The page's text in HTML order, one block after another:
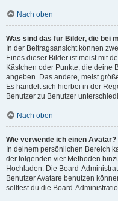
Nach oben
Was sind das für Bilder, die bei
In der Beitragsansicht können
Eines dieser Bilder ist meist mit
Kästchen oder Punkte, die deine
angeben. Das andere, meist
Es handelt sich hierbei in der
Benutzer zu Benutzer
Nach oben
Wie verwende ich einen Avatar?
In deinem persönlichen Bereich
der folgenden vier Methoden
Hochladen. Die Board-
Benutzer Avatare benutzen
solltest du die Board-